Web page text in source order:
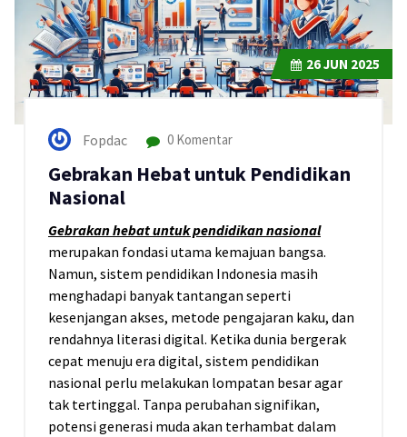
26JUN 2025
Fopdac 0 Komentar
Gebrakan Hebat untuk Pendidikan
Nasional
Gebrakan hebat untuk pendidikan nasional
merupakan fondasi utama kemajuan bangsa.
Namun, sistem pendidikan Indonesia masih
menghadapi banyak tantangan seperti
kesenjangan akses, metode pengajaran kaku, dan
rendahnya literasi digital. Ketika dunia bergerak
cepat menuju era digital, sistem pendidikan
nasional perlu melakukan lompatan besar agar
tak tertinggal. Tanpa perubahan signifikan,
potensi generasi muda akan terhambat dalam